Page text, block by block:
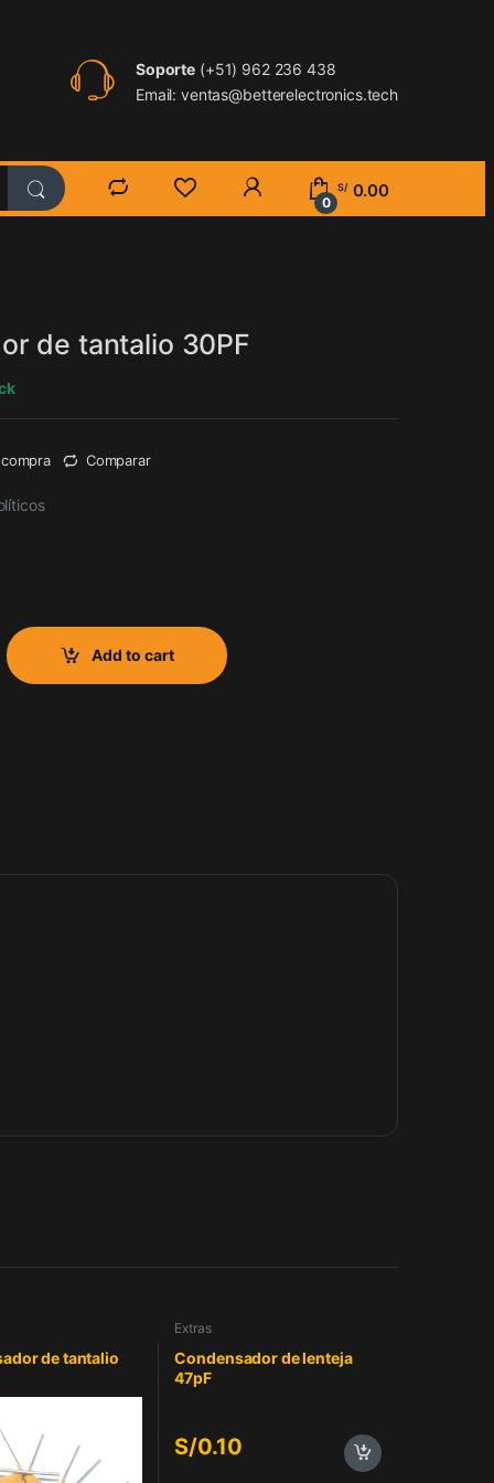
Soporte (+51) 962 236 438
Email: ventas@betterelectronics.tech
0
S/ 0.00
de tantalio 30PF
Comparar
30PF quantity
Add to cart
de tantalio
Extras
Condensador de lenteja
47pF
S/0.10